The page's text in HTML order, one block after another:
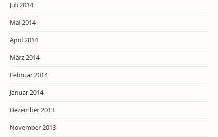
Juli 2014
Mai 2014
April 2014
März 2014
Februar 2014
Januar 2014
Dezember 2013
November 2013